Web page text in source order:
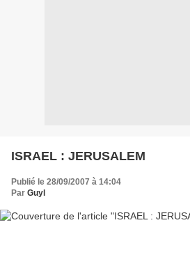
ISRAEL : JERUSALEM
Publié le 28/09/2007 à 14:04
Par Guyl